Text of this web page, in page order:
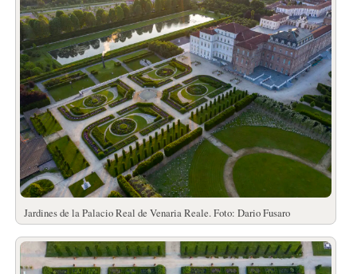
Jardines de la Palacio Real de Venaria Reale. Foto: Dario Fusaro